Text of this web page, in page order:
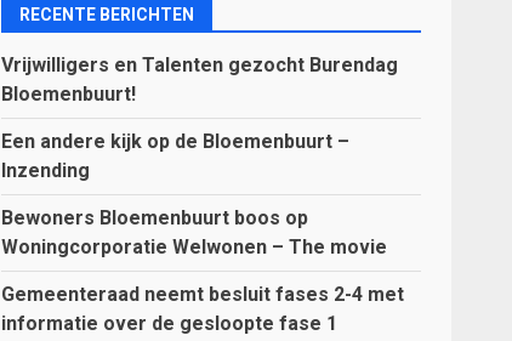
RECENTE BERICHTEN
Vrijwilligers en Talenten gezocht Burendag
Bloemenbuurt!
Een andere kijk op de Bloemenbuurt –
Inzending
Bewoners Bloemenbuurt boos op
Woningcorporatie Welwonen – The movie
Gemeenteraad neemt besluit fases 2-4 met
informatie over de gesloopte fase 1